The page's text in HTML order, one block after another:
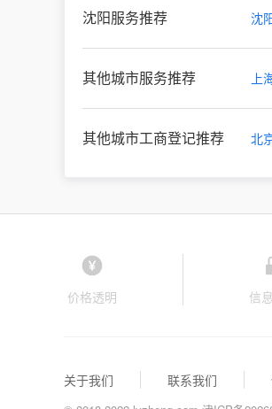
沈阳服务推荐 沈
其他城市服务推荐 上
其他城市工商登记推荐 北
价格透明 信
关于我们 联系我们